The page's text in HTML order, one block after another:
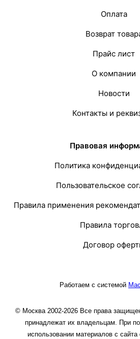
Оплата
Возврат
Прайс лист
О компании
Новости
Контакты и
Правовая
Политика
Пользовательское
Правила применения
Правила
Договор
Работаем с системой
© Москва 2002-2026 Все права
принадлежат их владельцам. При
использовании материалов с